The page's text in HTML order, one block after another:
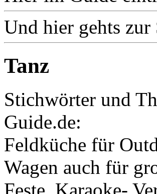
Und hier gehts zur
Tanz
Stichwörter und
Guide.de:
Feldküche für
Wagen auch für
Feste, Karaoke-